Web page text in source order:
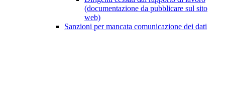
(documentazione da pubblicare sul sito
web)
Sanzioni per mancata comunicazione dei dati